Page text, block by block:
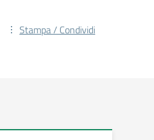
Stampa / Condividi